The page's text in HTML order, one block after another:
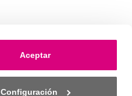
Aceptar
Configuración